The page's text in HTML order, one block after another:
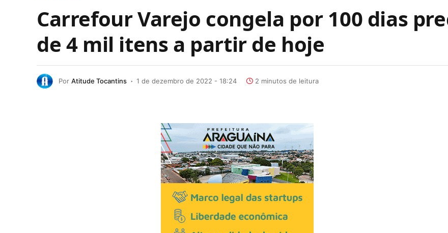
Carrefour Varejo congela por 100 dias
de 4 mil itens a partir de hoje
Por Atitude Tocantins 1 de dezembro de 2022 - 18:24 2 minutos de leitura